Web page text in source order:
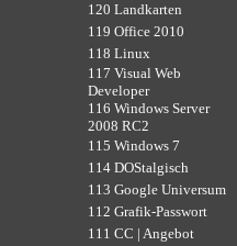
120 Landkarten
119 Office 2010
118 Linux
117 Visual Web
Developer
116 Windows Server
2008 RC2
115 Windows 7
114 DOStalgisch
113 Google Universum
112 Grafik-Passwort
111 CC | Angebot